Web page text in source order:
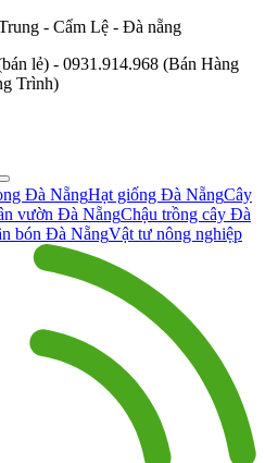
- Cẩm Lệ - Đà nẵng
lẻ) - 0931.914.968 (Bán Hàng
Trình)
Đà NẵngHạt giống Đà NẵngCây
vườn Đà NẵngChậu trồng cây Đà
bón Đà NẵngVật tư nông nghiệp